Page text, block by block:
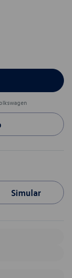
Simular